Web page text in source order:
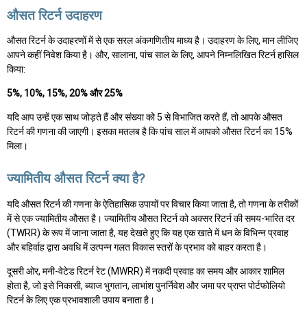
औसत रिटर्न उदाहरण
औसत रिटर्न के उदाहरणों में से एक सरल अंकगणितीय माध्य है। उदाहरण के लिए, मान लीजिए
आपने कहीं निवेश किया है। और, सालाना, पांच साल के लिए, आपने निम्नलिखित रिटर्न हासिल
किया:
5%, 10%, 15%, 20% और 25%
यदि आप उन्हें एक साथ जोड़ते हैं और संख्या को 5 से विभाजित करते हैं, तो आपके औसत
रिटर्न की गणना की जाएगी। इसका मतलब है कि पांच साल में आपको औसत रिटर्न का 15%
मिला।
ज्यामितीय औसत रिटर्न क्या है?
यदि औसत रिटर्न की गणना के ऐतिहासिक उपायों पर विचार किया जाता है, तो गणना के तरीकों
में से एक ज्यामितीय औसत है। ज्यामितीय औसत रिटर्न को अक्सर रिटर्न की समय-भारित दर
(TWRR) के रूप में जाना जाता है, यह देखते हुए कि यह एक खाते में धन के विभिन्न प्रवाह
और बहिर्वाह द्वारा अवधि में उत्पन्न गलत विकास स्तरों के प्रभाव को बाहर करता है।
दूसरी ओर, मनी-वेटेड रिटर्न रेट (MWRR) में नकदी प्रवाह का समय और आकार शामिल
होता है, जो इसे निकासी, ब्याज भुगतान, लाभांश पुनर्निवेश और जमा पर प्राप्त पोर्टफोलियो
रिटर्न के लिए एक प्रभावशाली उपाय बनाता है।